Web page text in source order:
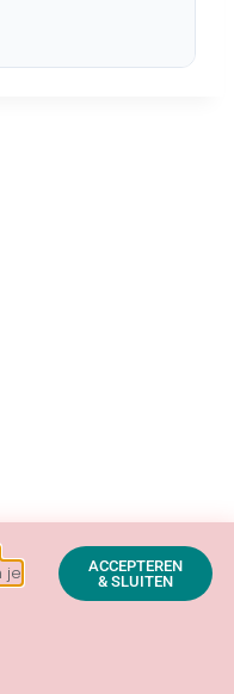
voorbehouden
je
ACCEPTEREN
& SLUITEN